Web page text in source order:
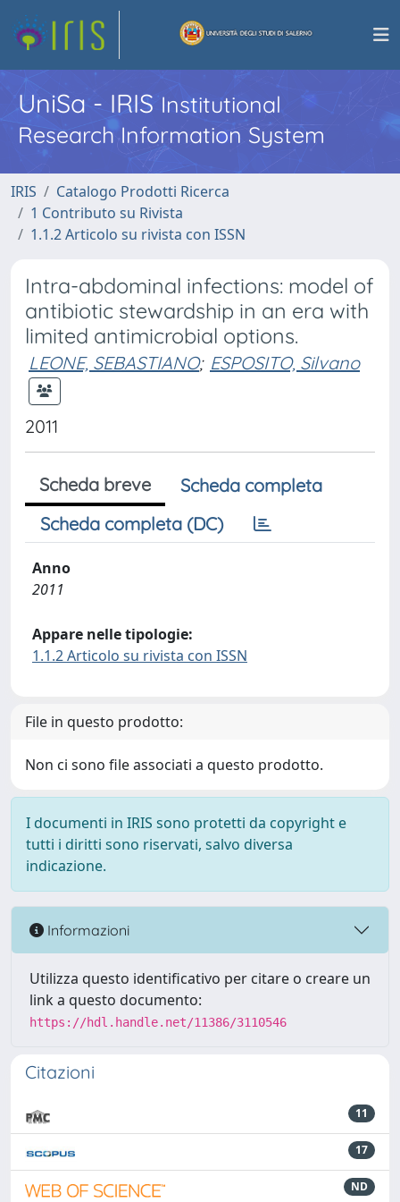
UniSa - IRISInstitutional
Research Information System
IRIS
Catalogo Prodotti Ricerca
1 Contributo su Rivista
1.1.2 Articolo su rivista con ISSN
Intra-abdominal infections: model of
antibiotic stewardship in an era with
limited antimicrobial options.
LEONE, SEBASTIANO; ESPOSITO, Silvano
2011
Scheda breve
Scheda completa
Scheda completa (DC)
Anno
2011
Appare nelle tipologie:
1.1.2 Articolo su rivista con ISSN
File in questo prodotto:
Non ci sono file associati a questo prodotto.
I documenti in IRIS sono protetti da copyright e
tutti i diritti sono riservati, salvo diversa
indicazione.
Informazioni
Utilizza questo identificativo per citare o creare un
link a questo documento:
https://hdl.handle.net/11386/3110546
Citazioni
11
17
ND